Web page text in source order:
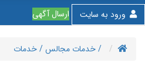
ورود به سایت ارسال آگهی
/ خدمات مجالس/ خدمات